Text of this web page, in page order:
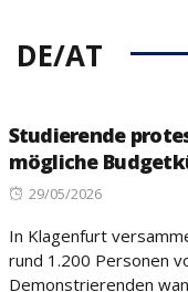
DE/AT
Studierende
mögliche
Posted
29/05/2026
In Klagenfurt
rund 1.200 Personen
Demonstrierenden